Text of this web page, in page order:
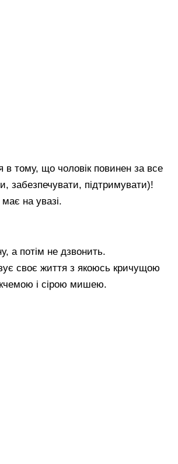
в тому, що чоловік повинен за все
забезпечувати, підтримувати)!
на увазі.
а потім не дзвонить.
своє життя з якоюсь кричущою
і сірою мишею.